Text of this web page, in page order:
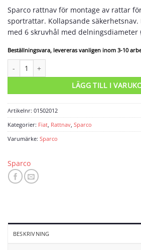
Sparco rattnav för montage av rattar
sportrattar. Kollapsande
med 6 skruvhål med delningsdiameter
Beställningsvara, levereras vanligen inom 3-10
LÄGG TILL I
Artikelnr: 01502012
Kategorier: Fiat, Rattnav, Sparco
Varumärke: Sparco
Sparco
BESKRIVNING